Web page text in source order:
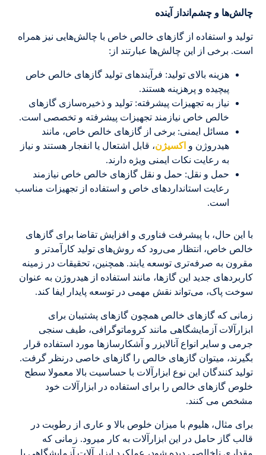
چالش‌ها و چشم‌انداز آینده
تولید و استفاده از گازهای خالص خاص با چالش‌هایی نیز همراه
است. برخی از این چالش‌ها عبارتند از:
هزینه بالای تولید: فرآیندهای تولید گازهای خالص خاص
پیچیده و پرهزینه هستند.
نیاز به تجهیزات پیشرفته: تولید و ذخیره‌سازی گازهای
خالص خاص نیازمند تجهیزات پیشرفته و تخصصی است.
مسائل ایمنی: برخی از گازهای خالص خاص، مانند
هیدروژن و اکسیژن، قابل اشتعال یا انفجار هستند و نیاز
به رعایت نکات ایمنی ویژه دارند.
حمل و نقل: حمل و نقل گازهای خالص خاص نیازمند
رعایت استانداردهای خاص و استفاده از تجهیزات مناسب
است.
با این حال، با پیشرفت فناوری و افزایش تقاضا برای گازهای
خالص خاص، انتظار می‌رود که روش‌های تولید کارآمدتر و
مقرون به صرفه‌تری توسعه یابند. همچنین، تحقیقات در زمینه
کاربردهای جدید این گازها، مانند استفاده از هیدروژن به عنوان
سوخت پاک، می‌تواند نقش مهمی در توسعه پایدار ایفا کند.
زمانی که گازهای خالص همچون گازهای پشتیبان برای
ابزارآلات آزمایشگاهی مانند کروماتوگرافی، طیف سنجی
جرمی و سایر انواع آنالایزر و آشکارسازها مورد استفاده قرار
بگیرند، میتوان گازهای خالص را گازهای خاصی درنظر گرفت.
تولید کنندگان این نوع ابزارآلات با حساسیت بالا معمولا سطح
خلوص گازهای خالص را برای استفاده در ابزارآلات خود
مشخص می کنند.
برای مثال، هلیوم با میزان خلوص بالا و عاری از رطوبت در
قالب گاز حامل در این ابزارآلات به کار میرود. زمانی که